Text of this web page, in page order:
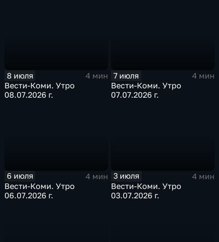
8 июля
4 мин
Вести-Коми. Утро
08.07.2026 г.
7 июля
4 мин
Вести-Коми. Утро
07.07.2026 г.
6 июля
4 мин
Вести-Коми. Утро
06.07.2026 г.
3 июля
4 мин
Вести-Коми. Утро
03.07.2026 г.